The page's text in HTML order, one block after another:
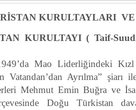
KURULTAYLARI
KURULTAYI ( Taif-
Mao Liderliğindeki
Vatandan’dan Ayrılma” şiarı
Mehmut Emin Buğra ve
Doğu Türkistan